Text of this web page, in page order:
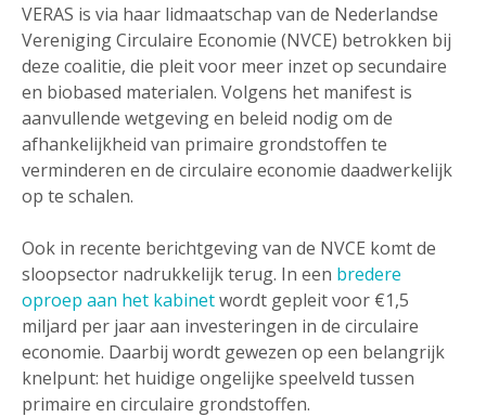
VERAS is via haar lidmaatschap van de Nederlandse
Vereniging Circulaire Economie (NVCE) betrokken bij
deze coalitie, die pleit voor meer inzet op secundaire
en biobased materialen. Volgens het manifest is
aanvullende wetgeving en beleid nodig om de
afhankelijkheid van primaire grondstoffen te
verminderen en de circulaire economie daadwerkelijk
op te schalen.
Ook in recente berichtgeving van de NVCE komt de
sloopsector nadrukkelijk terug. In een bredere
oproep aan het kabinetwordt gepleit voor €1,5
miljard per jaar aan investeringen in de circulaire
economie. Daarbij wordt gewezen op een belangrijk
knelpunt: het huidige ongelijke speelveld tussen
primaire en circulaire grondstoffen.